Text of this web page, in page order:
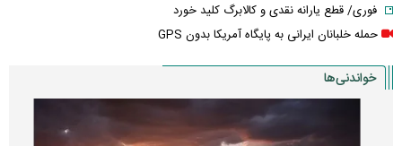
فوری/ قطع یارانه نقدی و کالابرگ کلید خورد
حمله خلبانان ایرانی به پایگاه آمریکا بدون GPS
خواندنی‌ها